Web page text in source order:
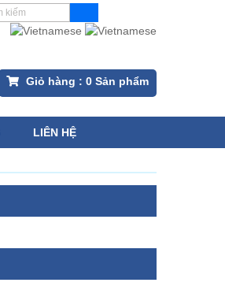
Giỏ hàng : 0 Sản phẩm
LIÊN HỆ